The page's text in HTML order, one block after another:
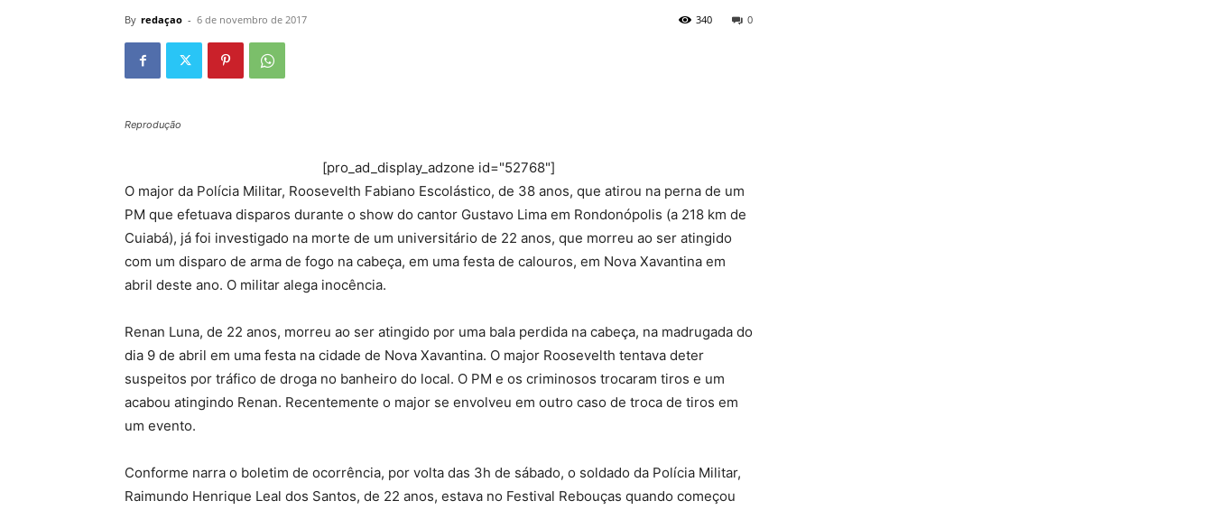
By redaçao - 6 de novembro de 2017 0
340
Reprodução
[pro_ad_display_adzone id="52768"]
O major da Polícia Militar, Roosevelth Fabiano Escolástico, de 38 anos, que atirou na perna de um
PM que efetuava disparos durante o show do cantor Gustavo Lima em Rondonópolis (a 218 km de
Cuiabá), já foi investigado na morte de um universitário de 22 anos, que morreu ao ser atingido
com um disparo de arma de fogo na cabeça, em uma festa de calouros, em Nova Xavantina em
abril deste ano. O militar alega inocência.
Renan Luna, de 22 anos, morreu ao ser atingido por uma bala perdida na cabeça, na madrugada do
dia 9 de abril em uma festa na cidade de Nova Xavantina. O major Roosevelth tentava deter
suspeitos por tráfico de droga no banheiro do local. O PM e os criminosos trocaram tiros e um
acabou atingindo Renan. Recentemente o major se envolveu em outro caso de troca de tiros em
um evento.
Conforme narra o boletim de ocorrência, por volta das 3h de sábado, o soldado da Polícia Militar,
Raimundo Henrique Leal dos Santos, de 22 anos, estava no Festival Rebouças quando começou